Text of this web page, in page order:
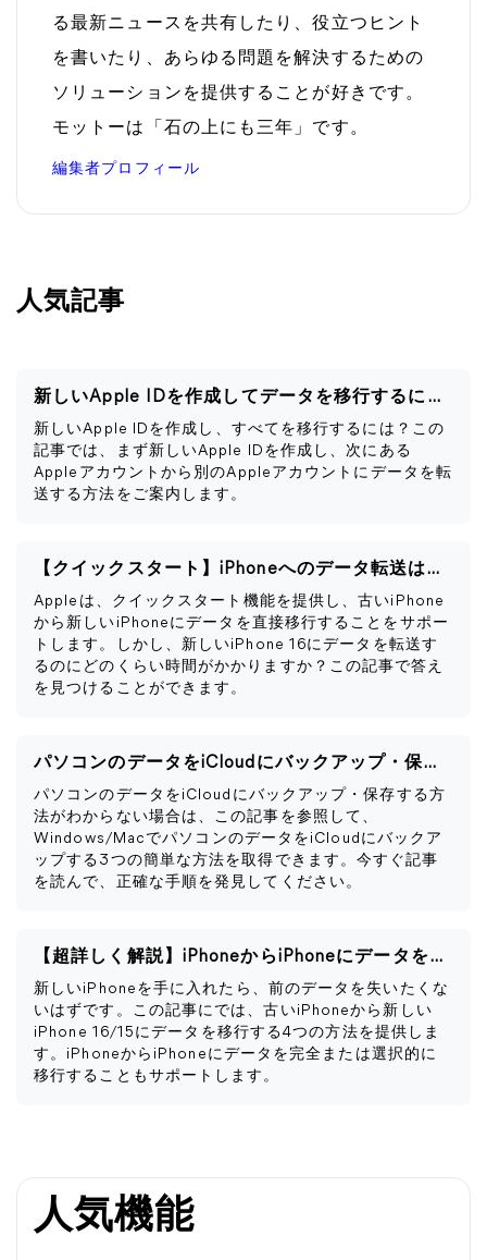
る最新ニュースを共有したり、役立つヒント
を書いたり、あらゆる問題を解決するための
ソリューションを提供することが好きです。
モットーは「石の上にも三年」です。
編集者プロフィール
人気記事
新しいApple IDを作成してデータを移行するには？
新しいApple IDを作成し、すべてを移行するには？この
記事では、まず新しいApple IDを作成し、次にある
Appleアカウントから別のAppleアカウントにデータを転
送する方法をご案内します。
【クイックスタート】iPhoneへのデータ転送はどのぐらい時間かかりますか？
Appleは、クイックスタート機能を提供し、古いiPhone
から新しいiPhoneにデータを直接移行することをサポー
トします。しかし、新しいiPhone 16にデータを転送す
るのにどのくらい時間がかかりますか？この記事で答え
を見つけることができます。
パソコンのデータをiCloudにバックアップ・保存する｜Windows/Mac
パソコンのデータをiCloudにバックアップ・保存する方
法がわからない場合は、この記事を参照して、
Windows/MacでパソコンのデータをiCloudにバックア
ップする3つの簡単な方法を取得できます。今すぐ記事
を読んで、正確な手順を発見してください。
【超詳しく解説】iPhoneからiPhoneにデータを移行する方法
新しいiPhoneを手に入れたら、前のデータを失いたくな
いはずです。この記事にでは、古いiPhoneから新しい
iPhone 16/15にデータを移行する4つの方法を提供しま
す。iPhoneからiPhoneにデータを完全または選択的に
移行することもサポートします。
人気機能